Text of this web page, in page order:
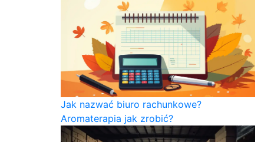
Jak nazwać biuro rachunkowe?
Aromaterapia jak zrobić?